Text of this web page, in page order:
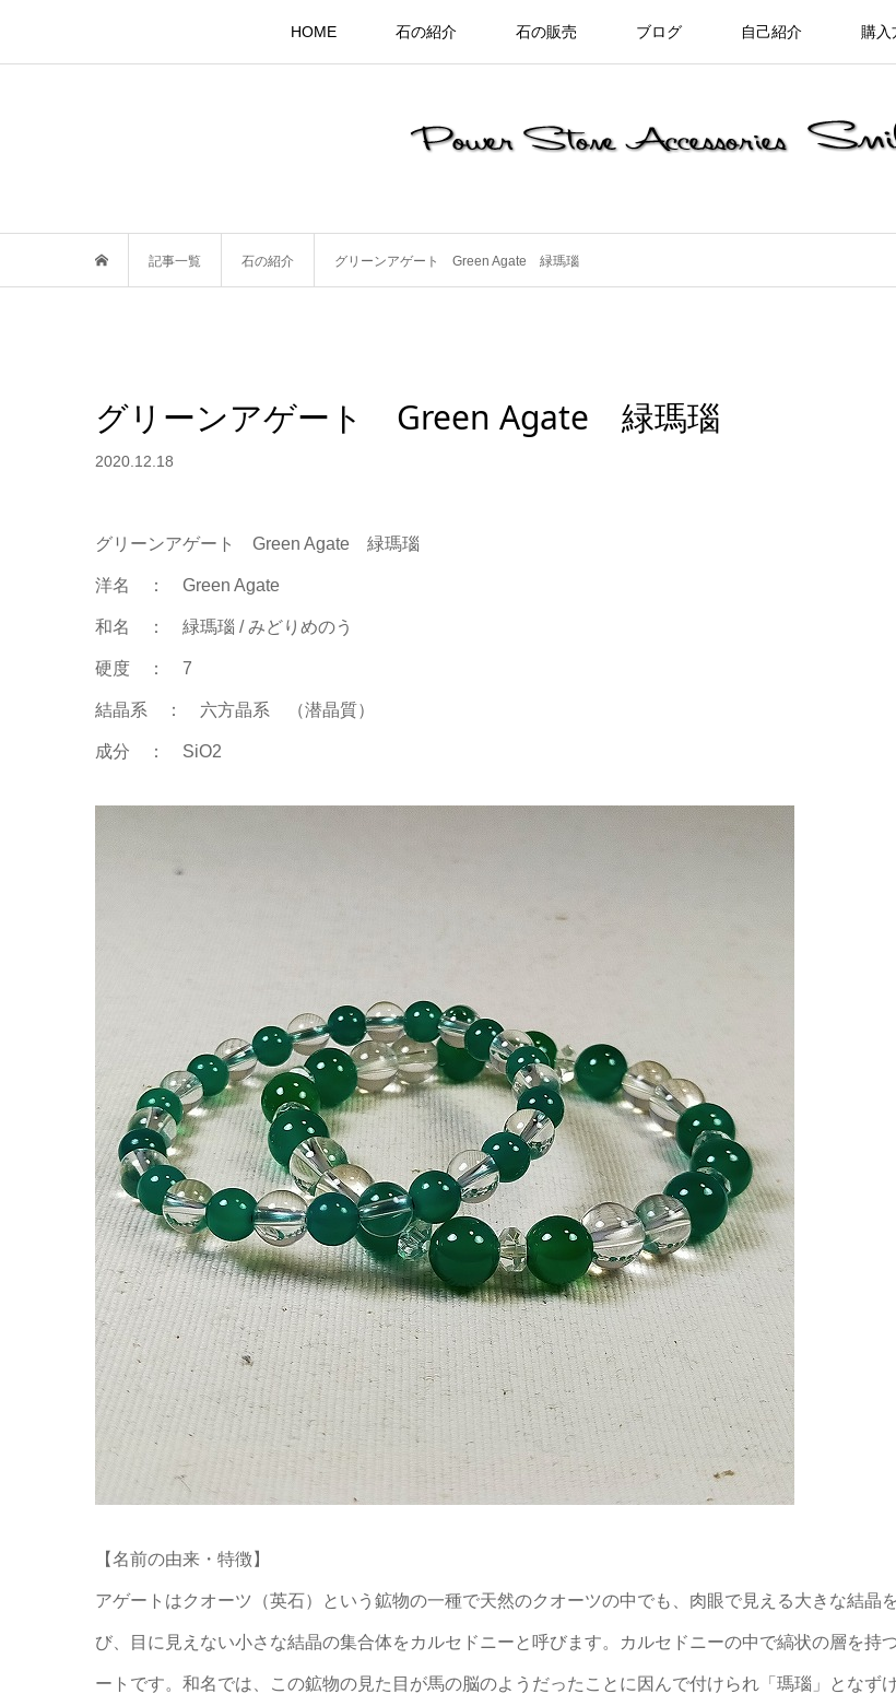
HOME 石の紹介 石の販売 ブログ 自己紹介 購入
記事一覧 石の紹介 グリーンアゲート Green Agate 緑瑪瑙
グリーンアゲート Green Agate 緑瑪瑙
2020.12.18
グリーンアゲート Green Agate 緑瑪瑙
洋名 ： Green Agate
和名 ： 緑瑪瑙 / みどりめのう
硬度 ： 7
結晶系 ： 六方晶系 （潜晶質）
成分 ： SiO2
【名前の由来・特徴】
アゲートはクオーツ（英石）という鉱物の一種で天然のクオーツの中でも、肉眼で見える大きな結晶
び、目に見えない小さな結晶の集合体をカルセドニーと呼びます。カルセドニーの中で縞状の層を持
ートです。和名では、この鉱物の見た目が馬の脳のようだったことに因んで付けられ「瑪瑙」となず